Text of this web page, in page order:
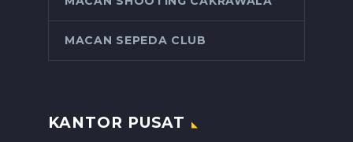
MACAN SEPEDA CLUB
KANTOR PUSAT